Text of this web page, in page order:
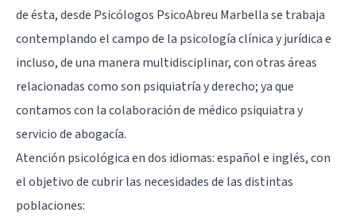
de ésta, desde Psicólogos PsicoAbreu Marbella se trabaja
contemplando el campo de la psicología clínica y jurídica e
incluso, de una manera multidisciplinar, con otras áreas
relacionadas como son psiquiatría y derecho; ya que
contamos con la colaboración de médico psiquiatra y
servicio de abogacía.
Atención psicológica en dos idiomas: español e inglés, con
el objetivo de cubrir las necesidades de las distintas
poblaciones: